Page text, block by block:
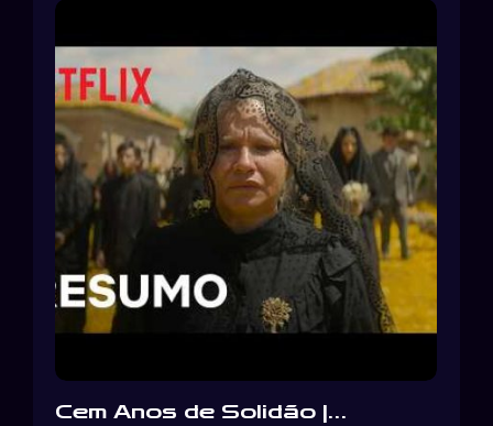
Cem Anos de Solidão |…